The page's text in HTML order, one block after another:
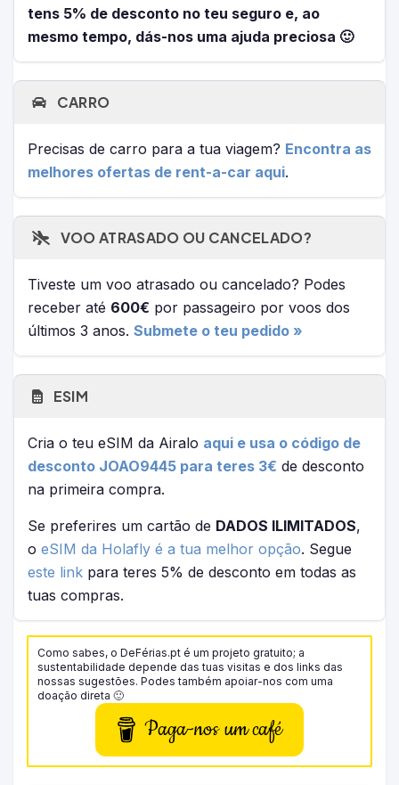
tens 5% de desconto no teu seguro e, ao
mesmo tempo, dás-nos uma ajuda preciosa 🙂
CARRO
Precisas de carro para a tua viagem? Encontra as
melhores ofertas de rent-a-car aqui.
VOO ATRASADO OU CANCELADO?
Tiveste um voo atrasado ou cancelado? Podes
receber até 600€ por passageiro por voos dos
últimos 3 anos. Submete o teu pedido »
ESIM
Cria o teu eSIM da Airalo aqui e usa o código de
desconto JOAO9445 para teres 3€ de desconto
na primeira compra.
Se preferires um cartão de DADOS ILIMITADOS,
o eSIM da Holafly é a tua melhor opção. Segue
este link para teres 5% de desconto em todas as
tuas compras.
Como sabes, o DeFérias.pt é um projeto gratuito; a
sustentabilidade depende das tuas visitas e dos links das
nossas sugestões. Podes também apoiar-nos com uma
doação direta 🙂
Paga-nos um café